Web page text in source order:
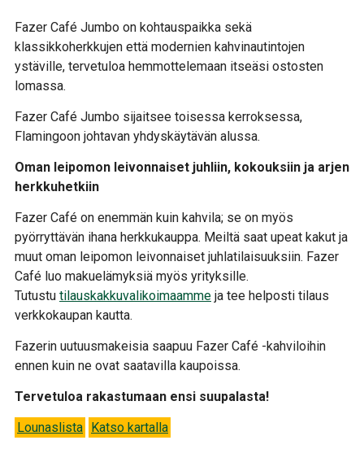
Fazer Café Jumbo on kohtauspaikka sekä
klassikkoherkkujen että modernien kahvinautintojen
ystäville, tervetuloa hemmottelemaan itseäsi ostosten
lomassa.
Fazer Café Jumbo sijaitsee toisessa kerroksessa,
Flamingoon johtavan yhdyskäytävän alussa.
Oman leipomon leivonnaiset juhliin, kokouksiin ja arjen
herkkuhetkiin
Fazer Café on enemmän kuin kahvila; se on myös
pyörryttävän ihana herkkukauppa. Meiltä saat upeat kakut ja
muut oman leipomon leivonnaiset juhlatilaisuuksiin. Fazer
Café luo makuelämyksiä myös yrityksille.
Tutustu tilauskakkuvalikoimaamme ja tee helposti tilaus
verkkokaupan kautta.
Fazerin uutuusmakeisia saapuu Fazer Café -kahviloihin
ennen kuin ne ovat saatavilla kaupoissa.
Tervetuloa rakastumaan ensi suupalasta!
Lounaslista Katso kartalla